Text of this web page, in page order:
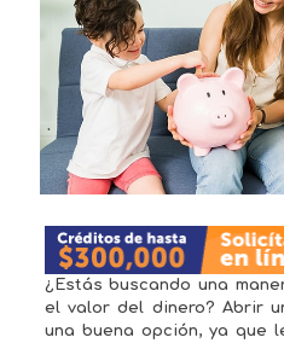
¿Estás buscando una
el valor del dinero? Abrir
una buena opción, ya que